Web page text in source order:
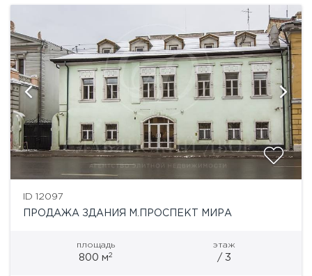
ID 12097
ПРОДАЖА ЗДАНИЯ М.ПРОСПЕКТ МИРА
площадь
800 м2
этаж
/ 3